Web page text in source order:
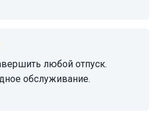
обслуживание.